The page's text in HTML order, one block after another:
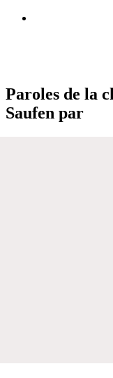
Paroles de la
Saufen par